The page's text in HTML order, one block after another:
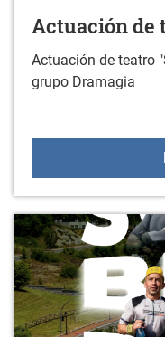
Actuación de
Actuación de teatro
grupo Dramagia